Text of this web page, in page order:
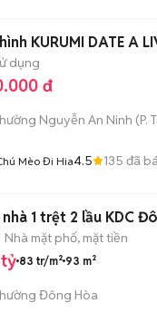
KURUMI DATE A
dụng
đ
Nguyễn An Ninh (P.
Mèo Đi Hia4.5 135 đã
nhà 1 trệt 2 lầu KDC
Nhà mặt phố, mặt tiền
83 tr/m² 93 m²
Đông Hòa